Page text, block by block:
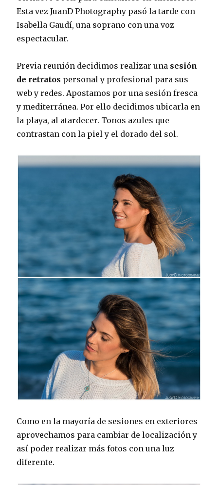
Esta vez JuanD Photography pasó la tarde con
Isabella Gaudí, una soprano con una voz
espectacular.
Previa reunión decidimos realizar una sesión
de retratos personal y profesional para sus
web y redes. Apostamos por una sesión fresca
y mediterránea. Por ello decidimos ubicarla en
la playa, al atardecer. Tonos azules que
contrastan con la piel y el dorado del sol.
Como en la mayoría de sesiones en exteriores
aprovechamos para cambiar de localización y
así poder realizar más fotos con una luz
diferente.